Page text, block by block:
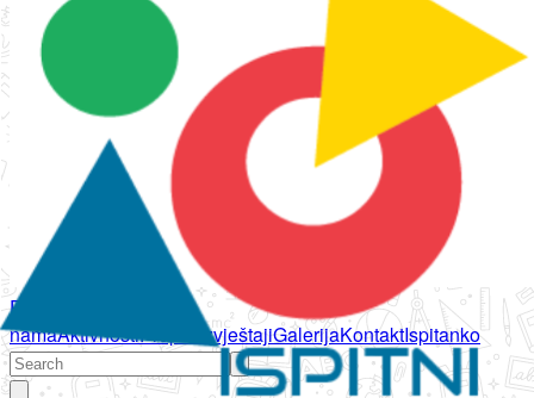
Početna
namaAktivnostiPropisi IzvještajiGalerijaKontaktIspitanko